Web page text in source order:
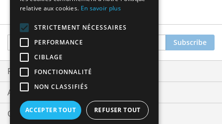
Sign
Up
for
Our
Newsletter:
Subscribe
Privacy and Cookie Policy
Advanced Search
Orders and Returns
relative aux cookies. En savoir plus
STRICTEMENT NÉCESSAIRES
PERFORMANCE
CIBLAGE
FONCTIONNALITÉ
NON CLASSIFIÉS
ACCEPTER TOUT REFUSER TOUT